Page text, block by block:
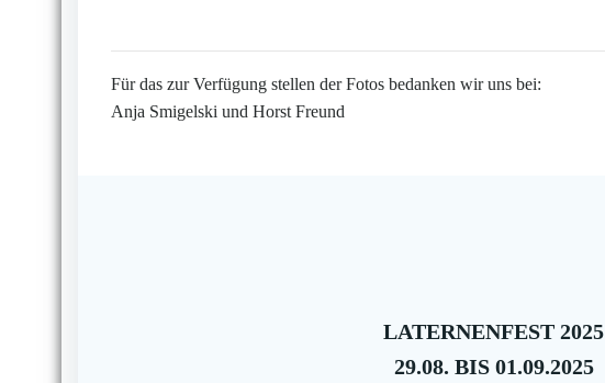
Für das zur Verfügung stellen der Fotos bedanken wir uns bei:
Anja Smigelski und Horst Freund
LATERNENFEST 2025
29.08. BIS 01.09.2025